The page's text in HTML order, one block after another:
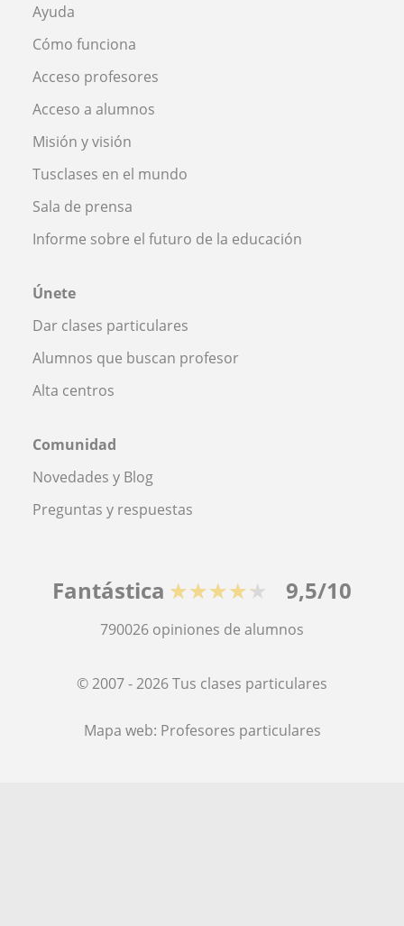
Ayuda
Cómo funciona
Acceso profesores
Acceso a alumnos
Misión y visión
Tusclases en el mundo
Sala de prensa
Informe sobre el futuro de la educación
Únete
Dar clases particulares
Alumnos que buscan profesor
Alta centros
Comunidad
Novedades y Blog
Preguntas y respuestas
Fantástica ★★★★★ 9,5/10
790026 opiniones de alumnos
© 2007 - 2026 Tus clases particulares
Mapa web: Profesores particulares